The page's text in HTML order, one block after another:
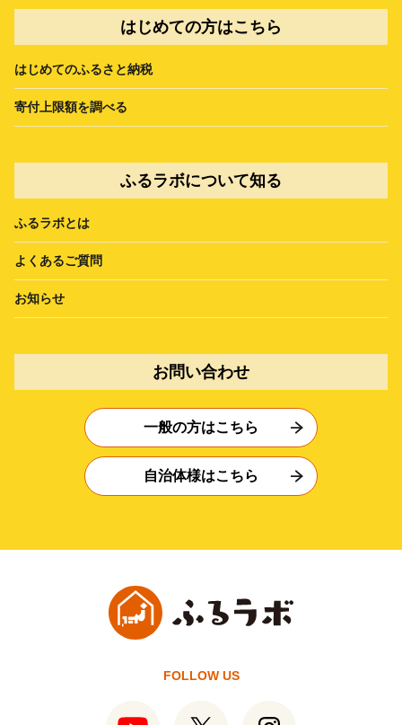
はじめての方はこちら
はじめてのふるさと納税
寄付上限額を調べる
ふるラボについて知る
ふるラボとは
よくあるご質問
お知らせ
お問い合わせ
一般の方はこちら
自治体様はこちら
FOLLOW US